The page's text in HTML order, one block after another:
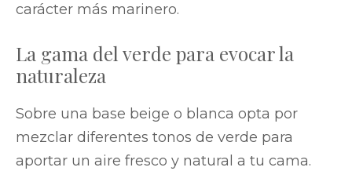
carácter más marinero.
La gama del verde para evocar la
naturaleza
Sobre una base beige o blanca opta por
mezclar diferentes tonos de verde para
aportar un aire fresco y natural a tu cama.